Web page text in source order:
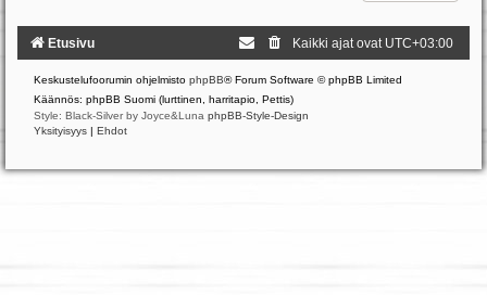
Etusivu Kaikki ajat ovat UTC+03:00
Keskustelufoorumin ohjelmisto phpBB® Forum Software © phpBB Limited
Käännös: phpBB Suomi (lurttinen, harritapio, Pettis)
Style: Black-Silver by Joyce&Luna phpBB-Style-Design
Yksityisyys | Ehdot